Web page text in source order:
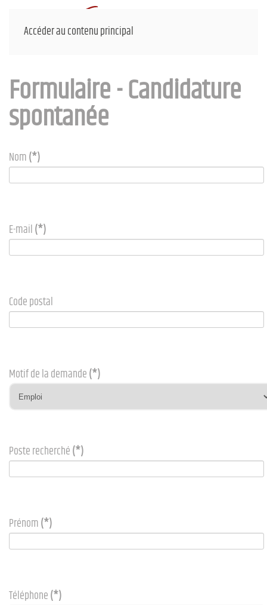
Accéder au contenu principal
Formulaire - Candidature
spontanée
Nom(*)
E-mail(*)
Code postal
Motif de la demande(*)
Poste recherché(*)
Prénom(*)
Téléphone(*)